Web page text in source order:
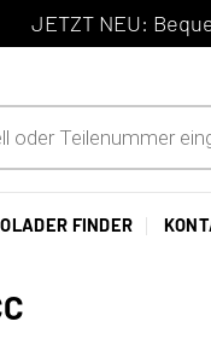
JETZT NEU:
FINDER